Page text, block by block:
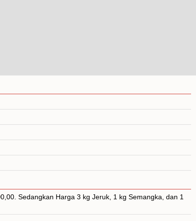
Sedangkan Harga 3 kg Jeruk, 1 kg Semangka, dan 1